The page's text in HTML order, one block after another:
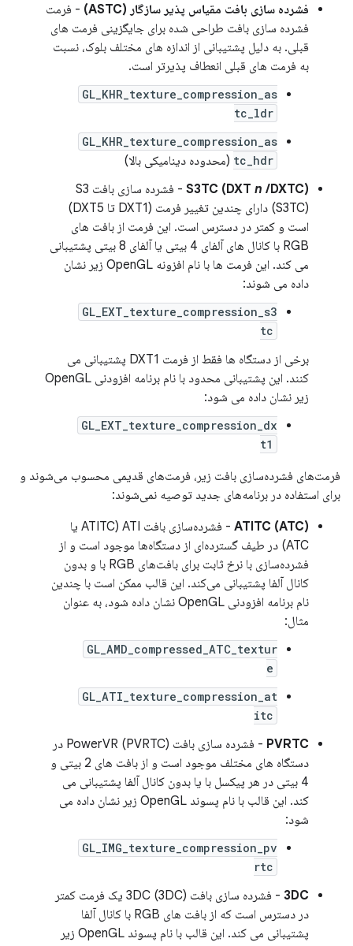
فشرده سازی بافت مقیاس پذیر سازگار (ASTC)
- فرمت
فشرده سازی بافت طراحی شده برای جایگزینی فرمت های
قبلی. به دلیل پشتیبانی از اندازه های مختلف بلوک، نسبت
به فرمت های قبلی انعطاف پذیرتر است.
GL_KHR_texture_compression_as
tc_ldr
GL_KHR_texture_compression_as
tc_hdr (محدوده دینامیکی بالا)
S3TC (DXT n /DXTC)
- فشرده سازی بافت S3
(S3TC) دارای چندین تغییر فرمت (DXT1 تا DXT5)
است و کمتر در دسترس است. این فرمت از بافت های
RGB با کانال های آلفای 4 بیتی یا آلفای 8 بیتی پشتیبانی
می کند. این فرمت ها با نام افزونه OpenGL زیر نشان
داده می شوند:
GL_EXT_texture_compression_s3
tc
برخی از دستگاه ها فقط از فرمت DXT1 پشتیبانی می
کنند. این پشتیبانی محدود با نام برنامه افزودنی OpenGL
زیر نشان داده می شود:
GL_EXT_texture_compression_dx
t1
فرمت‌های فشرده‌سازی بافت زیر، فرمت‌های قدیمی محسوب می‌شوند و
برای استفاده در برنامه‌های جدید توصیه نمی‌شوند:
ATITC (ATC)
- فشرده‌سازی بافت ATI (ATITC یا
ATC) در طیف گسترده‌ای از دستگاه‌ها موجود است و از
فشرده‌سازی با نرخ ثابت برای بافت‌های RGB با و بدون
کانال آلفا پشتیبانی می‌کند. این قالب ممکن است با چندین
نام برنامه افزودنی OpenGL نشان داده شود، به عنوان
مثال:
GL_AMD_compressed_ATC_textur
e
GL_ATI_texture_compression_at
itc
PVRTC
- فشرده سازی بافت PowerVR (PVRTC) در
دستگاه های مختلف موجود است و از بافت های 2 بیتی و
4 بیتی در هر پیکسل با یا بدون کانال آلفا پشتیبانی می
کند. این قالب با نام پسوند OpenGL زیر نشان داده می
شود:
GL_IMG_texture_compression_pv
rtc
3DC
- فشرده سازی بافت 3DC (3DC) یک فرمت کمتر
در دسترس است که از بافت های RGB با کانال آلفا
پشتیبانی می کند. این قالب با نام پسوند OpenGL زیر